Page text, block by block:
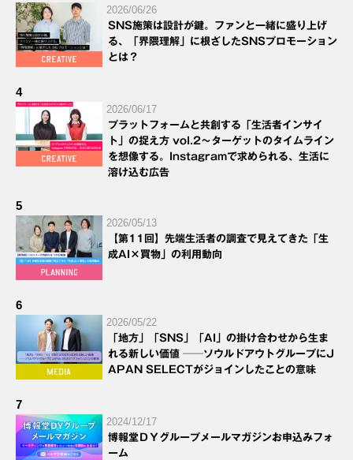
2026/06/26
SNS施策は設計が鍵。ファンと一緒に盛り上げ
る、「界隈理解」に根ざしたSNSプロモーション
とは？
4
2026/06/17
プラットフォームと共創する「生活者インサイ
ト」の捉え方 vol.2～ターゲットのタイムライン
を想像する。Instagramで求められる、生活に
溶け込む広告
5
2026/05/13
【第11回】先端生活者の調査で見えてきた「生
成AI×買物」の利用動向
6
2026/05/22
「地方」「SNS」「AI」の掛け合わせから生ま
れる新しい価値 ──ソウルドアウトグループにJ
APAN SELECTがジョインしたことの意味
7
2024/12/17
博報堂ＤＹグループメールマガジンお申込みフォ
ーム